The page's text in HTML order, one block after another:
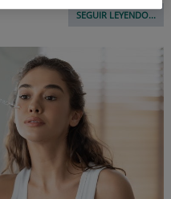
SEGUIR LEYENDO...